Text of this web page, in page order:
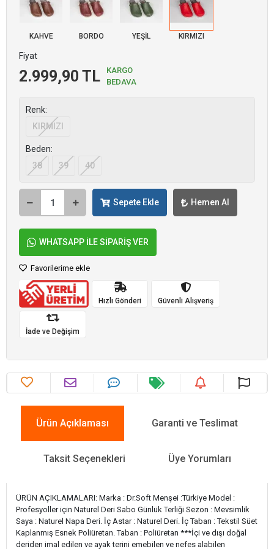
KAHVE BORDO YEŞİL KIRMIZI
Fiyat
2.999,90 TL
KARGO
BEDAVA
Renk:
KIRMIZI
Beden:
38
39 40
Sepete Ekle Hemen Al
WHATSAPP İLE SİPARİŞ VER
Favorilerime ekle
Hızlı Gönderi Güvenli Alışveriş
İade ve Değişim
Ürün Açıklaması Garanti ve Teslimat
Taksit Seçenekleri Üye Yorumları
ÜRÜN AÇIKLAMALARI: Marka : Dr.Soft Menşei :Türkiye Model :
Profesyoller için Naturel Deri Sabo Günlük Terliği Sezon : Mevsimlik
Saya : Naturel Napa Deri. İç Astar : Naturel Deri. İç Taban : Tekstil Süet
Kaplanmış Esnek Poliüretan. Taban : Poliüretan ***İçi ve dışı doğal
deriden imal edilen ve ayak terini emebilen ve nefes alabilen